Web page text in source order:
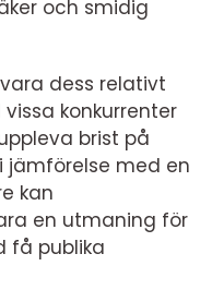
och smidig
dess relativt
konkurrenter
brist på
jämförelse med en
kan
en utmaning för
få publika